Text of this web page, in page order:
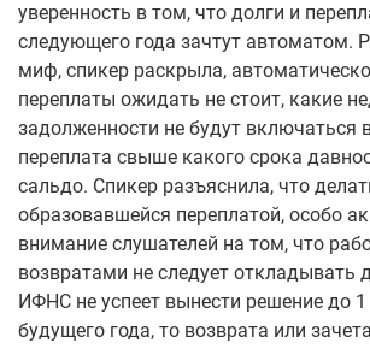
уверенность в том, что долги и
следующего года зачтут автоматом.
миф, спикер раскрыла,
переплаты ожидать не стоит, какие
задолженности не будут включаться
переплата свыше какого срока
сальдо. Спикер разъяснила, что
образовавшейся переплатой, особо
внимание слушателей на том, что
возвратами не следует откладывать
ИФНС не успеет вынести решение до
будущего года, то возврата или